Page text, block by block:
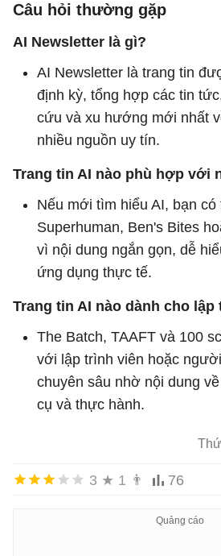
Câu hỏi thường gặp
AI Newsletter là gì?
AI Newsletter là trang tin
định kỳ, tổng hợp các tin
cứu và xu hướng mới nhất
nhiều nguồn uy tín.
Trang tin AI nào phù hợp với
Nếu mới tìm hiểu AI, bạn
Superhuman, Ben's Bites
vì nội dung ngắn gọn, dễ
ứng dụng thực tế.
Trang tin AI nào dành cho lập
The Batch, TAAFT và 100
với lập trình viên hoặc
chuyên sâu nhờ nội dung
cụ và thực hành.
3 ★ 1 👨 76